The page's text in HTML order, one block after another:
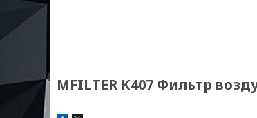
MFILTER K407 Фильтр